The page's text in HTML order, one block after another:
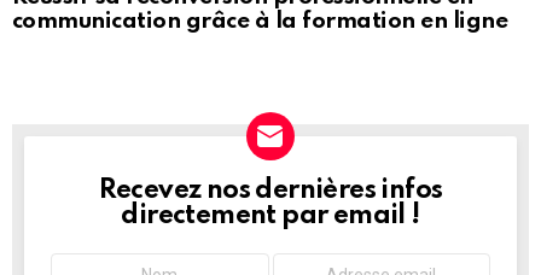
communication grâce à la formation en ligne
NEWSLETTER
Recevez nos dernières infos
directement par email !